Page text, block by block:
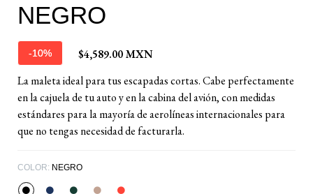
NEGRO
-10%
$4,589.00 MXN
La maleta ideal para tus escapadas cortas. Cabe perfectamente
en la cajuela de tu auto y en la cabina del avión, con medidas
estándares para la mayoría de aerolíneas internacionales para
que no tengas necesidad de facturarla.
COLOR: NEGRO